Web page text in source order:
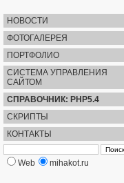
НОВОСТИ
ФОТОГАЛЕРЕЯ
ПОРТФОЛИО
СИСТЕМА УПРАВЛЕНИЯ
САЙТОМ
СПРАВОЧНИК: PHP5.4
СКРИПТЫ
КОНТАКТЫ
Web mihakot.ru